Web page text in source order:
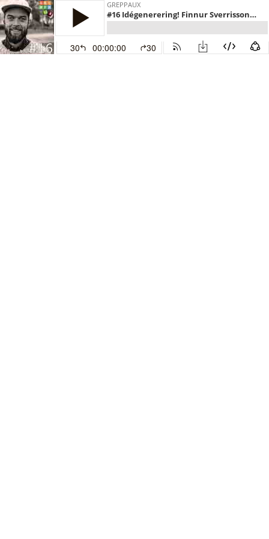
GREPPAUX
#16 Idégenerering! Finnur Sverrisson om att tillåta sig själv att göra något nytt, prova och testa igen
30 00:00:00 30